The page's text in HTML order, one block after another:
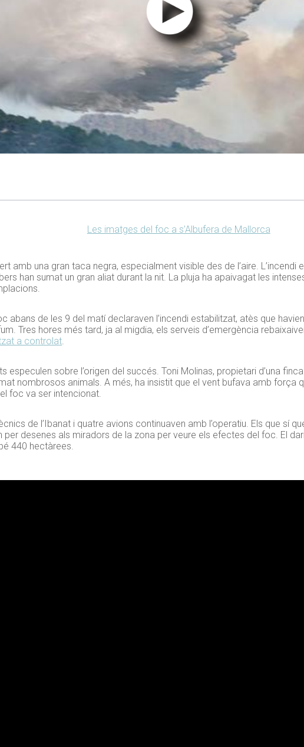
Les imatges del foc a s’Albufera de Mallorca
amb una gran taca negra, especialment visible des de l’aire.
han sumat un gran aliat durant la nit. La pluja ha apaivagat les
abans de les 9 del matí declaraven l’incendi estabilitzat, atès que
Tres hores més tard, ja al migdia, els serveis d’emergència
a controlat.
especulen sobre l’origen del succés. Toni Molinas, propietari d’una
nombrosos animals. A més, ha insistit que el vent bufava amb força
foc va ser intencionat.
de l’Ibanat i quatre avions continuaven amb l’operatiu. Els que sí
per desenes als miradors de la zona per veure els efectes del foc. El
440 hectàrees.